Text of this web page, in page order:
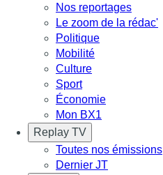
Nos reportages
Le zoom de la rédac'
Politique
Mobilité
Culture
Sport
Économie
Mon BX1
Replay TV
Toutes nos émissions
Dernier JT